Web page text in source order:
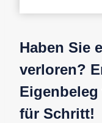
Haben Sie
verloren?
für Schritt!